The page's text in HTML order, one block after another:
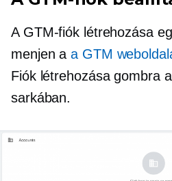
A GTM-fiók létrehozása
menjen aa GTM
Fiók létrehozása gombra
sarkában.